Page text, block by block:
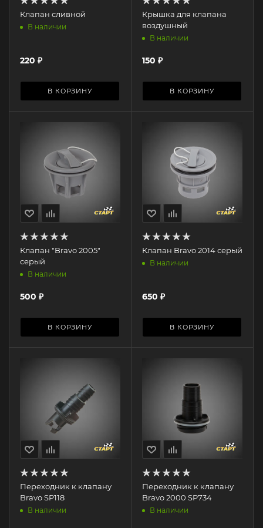
Клапан сливной
В наличии
220 ₽
В КОРЗИНУ
Крышка для клапана
воздушный
В наличии
150 ₽
В КОРЗИНУ
Клапан "Bravo 2005"
серый
В наличии
500 ₽
В КОРЗИНУ
Клапан Bravo 2014 серый
В наличии
650 ₽
В КОРЗИНУ
Переходник к клапану
Bravo SP118
В наличии
Переходник к клапану
Bravo 2000 SP734
В наличии